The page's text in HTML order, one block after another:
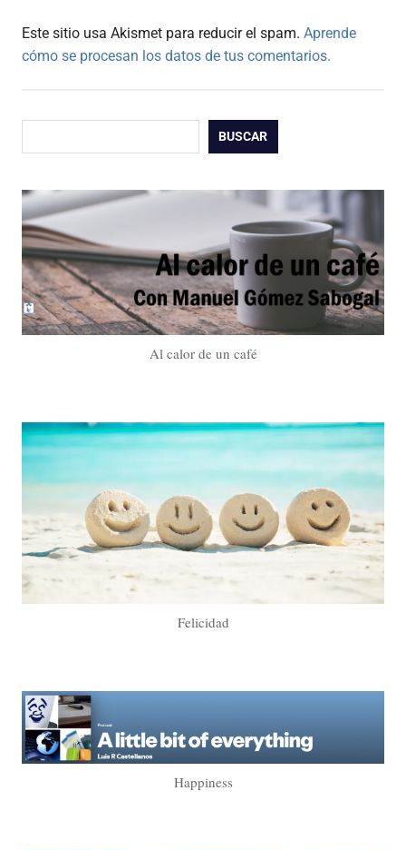
Este sitio usa Akismet para reducir el spam. Aprende
cómo se procesan los datos de tus comentarios.
BUSCAR
Al calor de un café
Felicidad
Happiness